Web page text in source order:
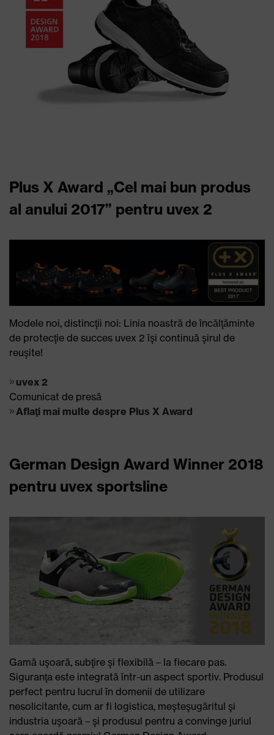
Plus X Award „Cel mai bun produs
al anului 2017” pentru uvex 2
Modele noi, distincţii noi: Linia noastră de încălţăminte
de protecţie de succes uvex 2 îşi continuă şirul de
reuşite!
uvex 2
Comunicat de presă
Aflaţi mai multe despre Plus X Award
German Design Award Winner 2018
pentru uvex sportsline
Gamă uşoară, subţire şi flexibilă – la fiecare pas.
Siguranţa este integrată într-un aspect sportiv. Produsul
perfect pentru lucrul în domenii de utilizare
nesolicitante, cum ar fi logistica, meşteşugăritul şi
industria uşoară – şi produsul pentru a convinge juriul